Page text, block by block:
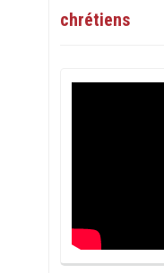
chrétiens